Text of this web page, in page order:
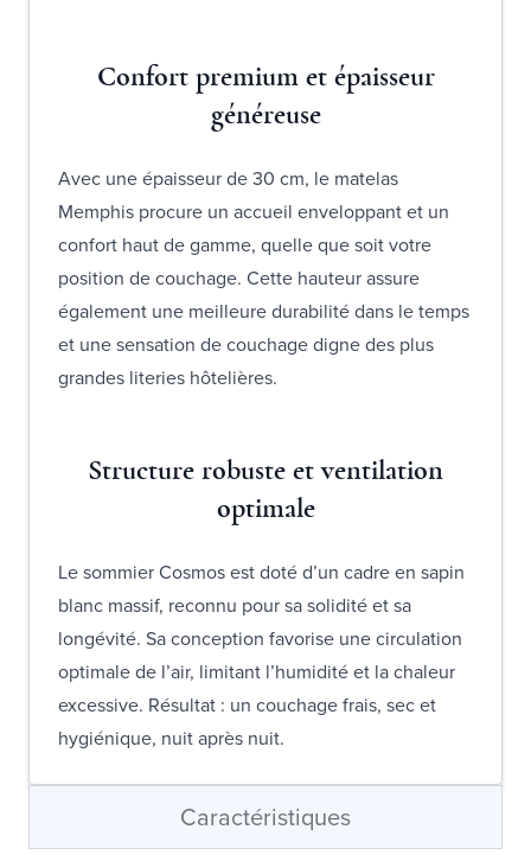
Confort premium et épaisseur
généreuse
Avec une épaisseur de 30 cm, le matelas
Memphis procure un accueil enveloppant et un
confort haut de gamme, quelle que soit votre
position de couchage. Cette hauteur assure
également une meilleure durabilité dans le temps
et une sensation de couchage digne des plus
grandes literies hôtelières.
Structure robuste et ventilation
optimale
Le sommier Cosmos est doté d’un cadre en sapin
blanc massif, reconnu pour sa solidité et sa
longévité. Sa conception favorise une circulation
optimale de l’air, limitant l’humidité et la chaleur
excessive. Résultat : un couchage frais, sec et
hygiénique, nuit après nuit.
Caractéristiques